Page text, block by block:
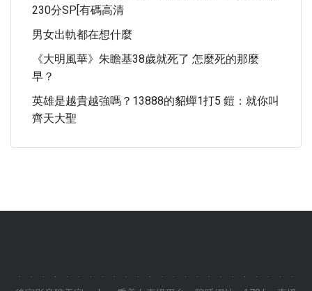
230分SP[有碼高清
男女出軌都在想什麼
《大明風華》朱瞻基38歲就死了 怎麼死的那麼
早？
英雄是越貴越強嗎？13888的貂蟬1打5 鎧：就你叫
齊天大聖